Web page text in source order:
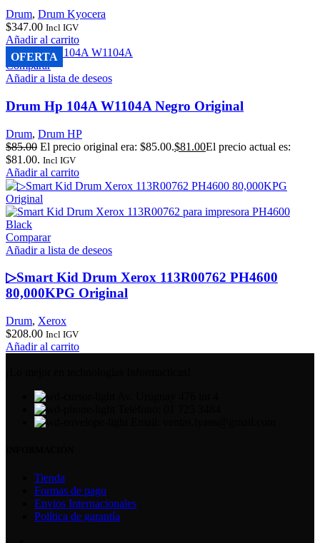
Drum, Drum Kyocera
$347.00 Incl IGV
Añadir al carrito
OFERTA
Comparar
Añadir a lista de deseos
Drum Hp 104A W1104A Negro Original
Drum, Drum HP
$85.00 El precio original era: $85.00.$81.00El precio actual es:
$81.00. Incl IGV
Añadir al carrito
Comparar
Añadir a lista de deseos
▷Smart Kid Drum Xerox 113R00762 PH4600
80,000KPG Original
Drum, Xerox
$208.00 Incl IGV
Añadir al carrito
Tienda
Formas de pago
Envios Internacionales
Política de garantía